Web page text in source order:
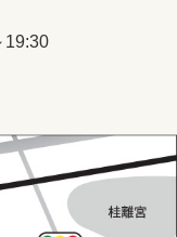
19:30